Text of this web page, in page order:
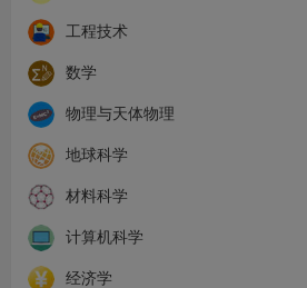
工程技术
数学
物理与天体物理
地球科学
材料科学
计算机科学
经济学